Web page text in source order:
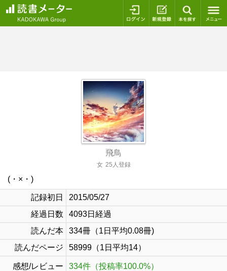
ログイン 新規登録
飛鳥
女 25人登録
(・×・)
記録初日
2015/05/27
経過日数
4093日経過
読んだ本
334冊（1日平均0.08冊)
読んだページ
58999（1日平均14）
感想/レビュー 334件（投稿率100.0%）